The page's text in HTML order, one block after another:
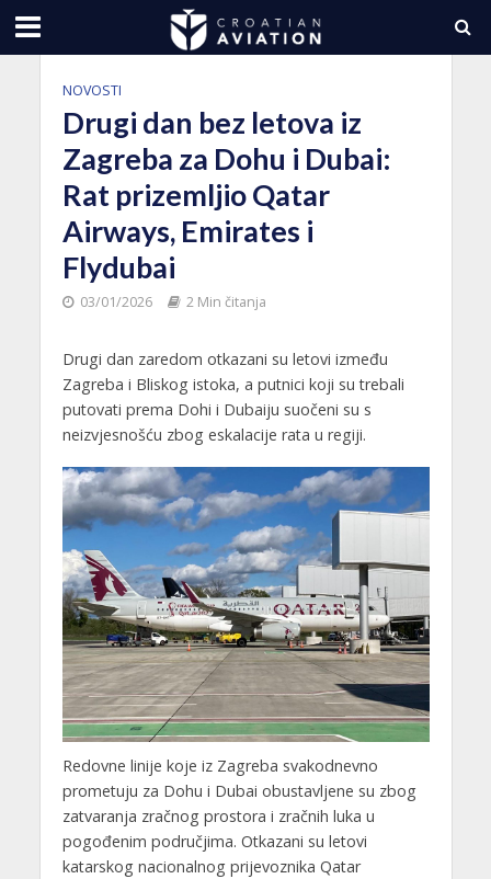
NOVOSTI
Drugi dan bez letova iz
Zagreba za Dohu i Dubai:
Rat prizemljio Qatar
Airways, Emirates i
Flydubai
03/01/2026 2 Min čitanja
Drugi dan zaredom otkazani su letovi između
Zagreba i Bliskog istoka, a putnici koji su trebali
putovati prema Dohi i Dubaiju suočeni su s
neizvjesnošću zbog eskalacije rata u regiji.
Redovne linije koje iz Zagreba svakodnevno
prometuju za Dohu i Dubai obustavljene su zbog
zatvaranja zračnog prostora i zračnih luka u
pogođenim područjima. Otkazani su letovi
katarskog nacionalnog prijevoznika Qatar